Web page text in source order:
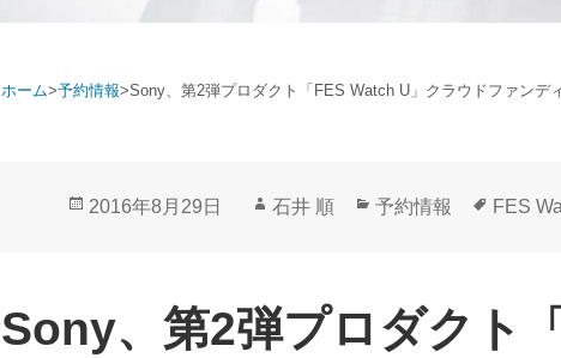
ホーム>予約情報>Sony、第2弾プロダクト「FES Watch U」クラウドファンデ
投
2016年8月29日
作
石井 順
カ
ー
予約情報
タ
FES
Sony、第2弾プロダクト